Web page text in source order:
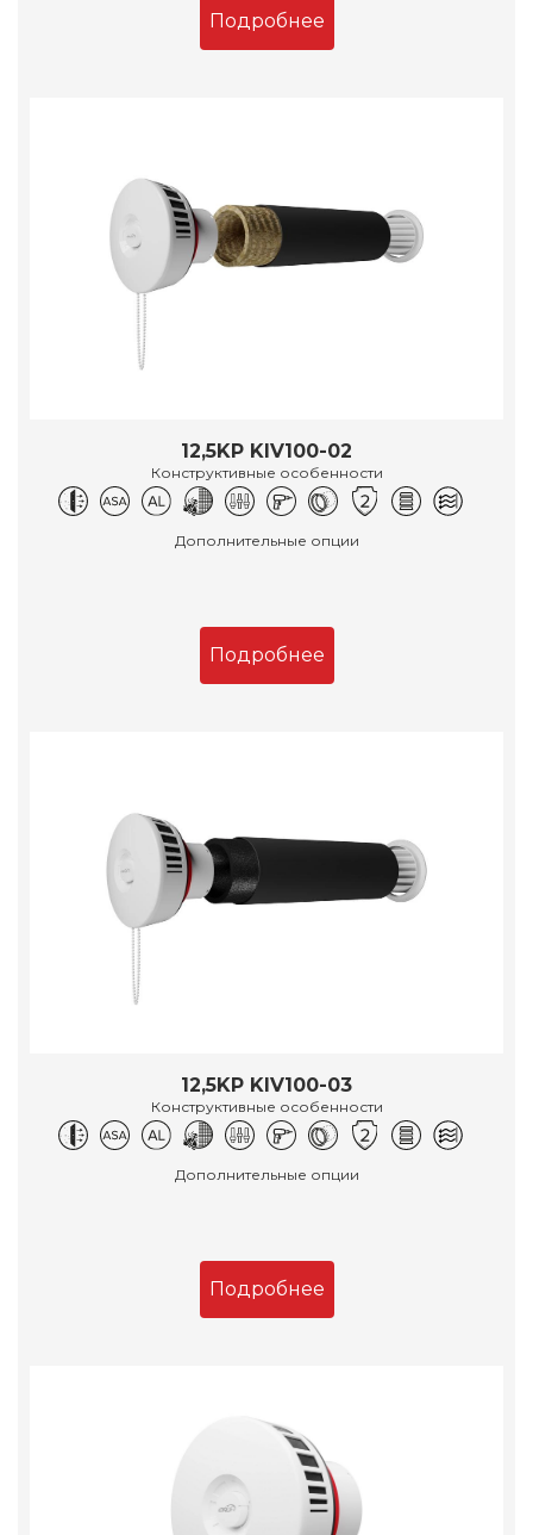
Подробнее
12,5KP KIV100-02
Конструктивные особенности
Дополнительные опции
Подробнее
12,5KP KIV100-03
Конструктивные особенности
Дополнительные опции
Подробнее